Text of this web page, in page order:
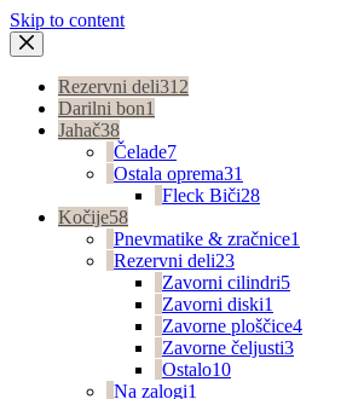
Skip to content
Rezervni deli312
Darilni bon1
Jahač38
Čelade7
Ostala oprema31
Fleck Biči28
Kočije58
Pnevmatike & zračnice1
Rezervni deli23
Zavorni cilindri5
Zavorni diski1
Zavorne ploščice4
Zavorne čeljusti3
Ostalo10
Na zalogi1